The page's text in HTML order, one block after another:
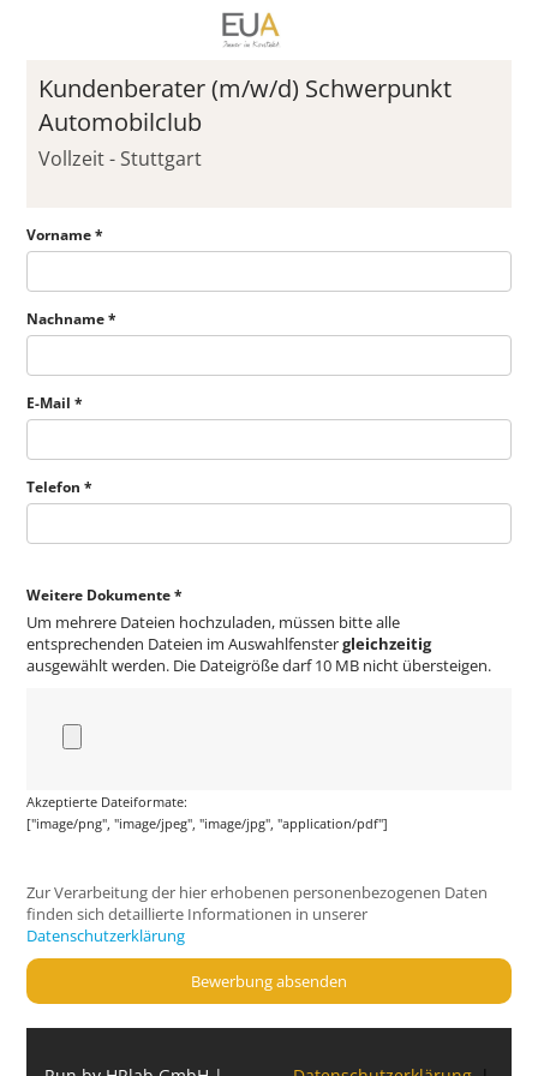
Kundenberater (m/w/d) Schwerpunkt
Automobilclub
Vollzeit - Stuttgart
Vorname *
Nachname *
E-Mail *
Telefon *
Weitere Dokumente *
Um mehrere Dateien hochzuladen, müssen bitte alle
entsprechenden Dateien im Auswahlfenstergleichzeitig
ausgewählt werden. Die Dateigröße darf 10 MB nicht übersteigen.
Akzeptierte Dateiformate:
["image/png", "image/jpeg", "image/jpg", "application/pdf"]
Zur Verarbeitung der hier erhobenen personenbezogenen Daten
finden sich detaillierte Informationen in unserer
Datenschutzerklärung
Bewerbung absenden